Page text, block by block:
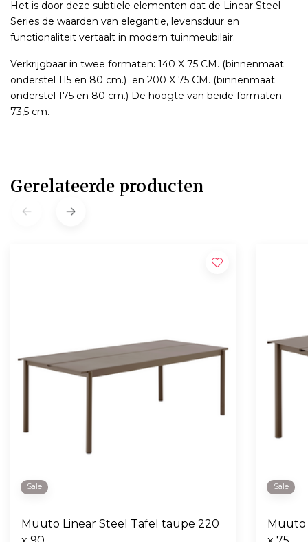
Het is door deze subtiele elementen dat de Linear Steel
Series de waarden van elegantie, levensduur en
functionaliteit vertaalt in modern tuinmeubilair.
Verkrijgbaar in twee formaten: 140 X 75 CM. (binnenmaat
onderstel 115 en 80 cm.) en 200 X 75 CM. (binnenmaat
onderstel 175 en 80 cm.) De hoogte van beide formaten:
73,5 cm.
Gerelateerde producten
Sale
Muuto Linear Steel Tafel taupe 220
Sale
Muuto